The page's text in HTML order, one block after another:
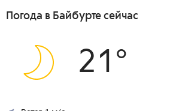
Погода в Байбурте сейчас
21 °